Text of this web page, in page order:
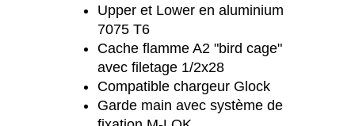
Upper et Lower en aluminium
7075 T6
Cache flamme A2 "bird cage"
avec filetage 1/2x28
Compatible chargeur Glock
Garde main avec système de